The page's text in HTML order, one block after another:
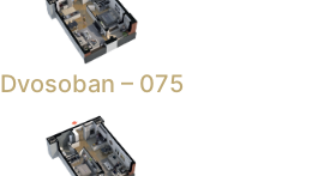
Dvosoban – 075